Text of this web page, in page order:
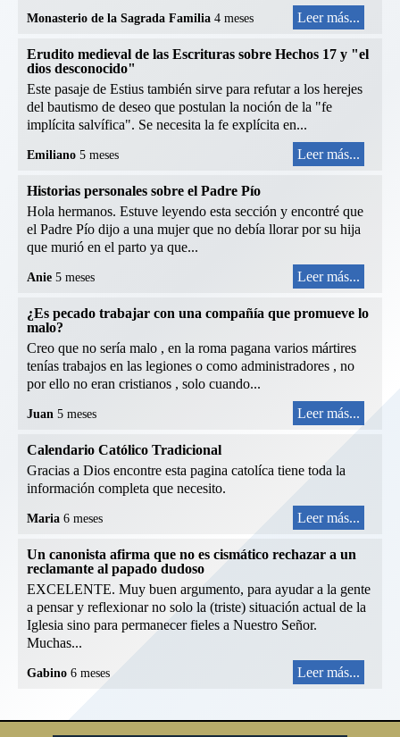
Monasterio de la Sagrada Familia 4 meses Leer más...
Erudito medieval de las Escrituras sobre Hechos 17 y "el
dios desconocido"
Este pasaje de Estius también sirve para refutar a los herejes
del bautismo de deseo que postulan la noción de la "fe
implícita salvífica". Se necesita la fe explícita en...
Emiliano 5 meses Leer más...
Historias personales sobre el Padre Pío
Hola hermanos. Estuve leyendo esta sección y encontré que
el Padre Pío dijo a una mujer que no debía llorar por su hija
que murió en el parto ya que...
Anie 5 meses Leer más...
¿Es pecado trabajar con una compañía que promueve lo
malo?
Creo que no sería malo , en la roma pagana varios mártires
tenías trabajos en las legiones o como administradores , no
por ello no eran cristianos , solo cuando...
Juan 5 meses Leer más...
Calendario Católico Tradicional
Gracias a Dios encontre esta pagina catolíca tiene toda la
información completa que necesito.
Maria 6 meses Leer más...
Un canonista afirma que no es cismático rechazar a un
reclamante al papado dudoso
EXCELENTE. Muy buen argumento, para ayudar a la gente
a pensar y reflexionar no solo la (triste) situación actual de la
Iglesia sino para permanecer fieles a Nuestro Señor.
Muchas...
Gabino 6 meses Leer más...